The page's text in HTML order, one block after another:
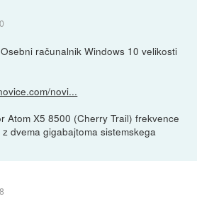
računalnik Windows 10 velikosti
novi...
Atom X5 8500 (Cherry Trail) frekvence
dvema gigabajtoma sistemskega